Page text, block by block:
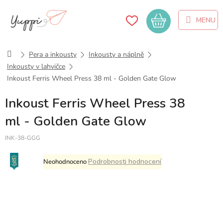
obsah
Nákupní
košík
DomůPera a inkousty
Inkousty a náplně
Inkousty v lahvičce
Inkoust Ferris Wheel Press 38 ml - Golden Gate Glow
Inkoust Ferris Wheel Press 38
ml - Golden Gate Glow
INK-38-GGG
Průměrné
hodnocení
NeohodnocenoPodrobnosti hodnocení